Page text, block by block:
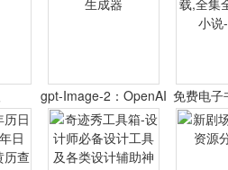
gpt-Image-2：OpenAI
最新AI图像生成器
免费电子
小说免
本完结